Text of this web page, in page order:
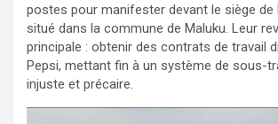
postes pour manifester devant le siège de
situé dans la commune de Maluku. Leur
principale : obtenir des contrats de travail
Pepsi, mettant fin à un système de sous-
injuste et précaire.